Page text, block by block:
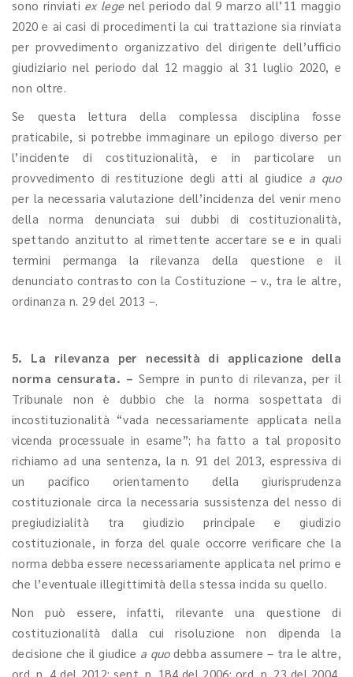
sono rinviati ex legenel periodo dal 9 marzo all’11 maggio
2020 e ai casi di procedimenti la cui trattazione sia rinviata
per provvedimento organizzativo del dirigente dell’ufficio
giudiziario nel periodo dal 12 maggio al 31 luglio 2020, e
non oltre.
Se questa lettura della complessa disciplina fosse
praticabile, si potrebbe immaginare un epilogo diverso per
l’incidente di costituzionalità, e in particolare un
provvedimento di restituzione degli atti al giudice a quo
per la necessaria valutazione dell’incidenza del venir meno
della norma denunciata sui dubbi di costituzionalità,
spettando anzitutto al rimettente accertare se e in quali
termini permanga la rilevanza della questione e il
denunciato contrasto con la Costituzione – v., tra le altre,
ordinanza n. 29 del 2013 –.
5. La rilevanza per necessità di applicazione della
norma censurata. – Sempre in punto di rilevanza, per il
Tribunale non è dubbio che la norma sospettata di
incostituzionalità “vada necessariamente applicata nella
vicenda processuale in esame”; ha fatto a tal proposito
richiamo ad una sentenza, la n. 91 del 2013, espressiva di
un pacifico orientamento della giurisprudenza
costituzionale circa la necessaria sussistenza del nesso di
pregiudizialità tra giudizio principale e giudizio
costituzionale, in forza del quale occorre verificare che la
norma debba essere necessariamente applicata nel primo e
che l’eventuale illegittimità della stessa incida su quello.
Non può essere, infatti, rilevante una questione di
costituzionalità dalla cui risoluzione non dipenda la
decisione che il giudice a quodebba assumere – tra le altre,
ord. n. 4 del 2012; sent. n. 184 del 2006; ord. n. 23 del 2004,